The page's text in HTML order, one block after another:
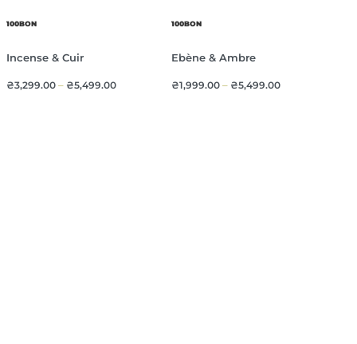
100BON
Incense & Cuir
₴3,299.00– ₴5,499.00
100BON
Ebène & Ambre
₴1,999.00 – ₴5,499.00